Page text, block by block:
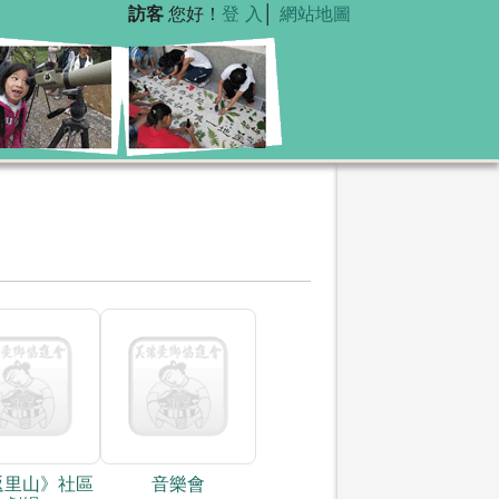
訪客 您好！ 登 入 網站地圖
山》社區
音樂會